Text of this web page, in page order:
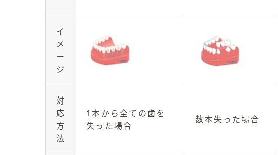
イ
メ
ー
ジ
対
応
方
法
1本から全ての歯を
失った場合
数本失った場合